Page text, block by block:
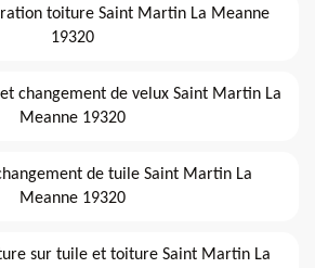
toiture Saint Martin La Meanne
19320
changement de velux Saint Martin La
Meanne 19320
de tuile Saint Martin La
Meanne 19320
sur tuile et toiture Saint Martin La